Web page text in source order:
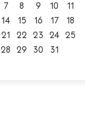
7 8 9 10
11
14 15 16 17
18
21 22 23 24 25
28 29 30 31